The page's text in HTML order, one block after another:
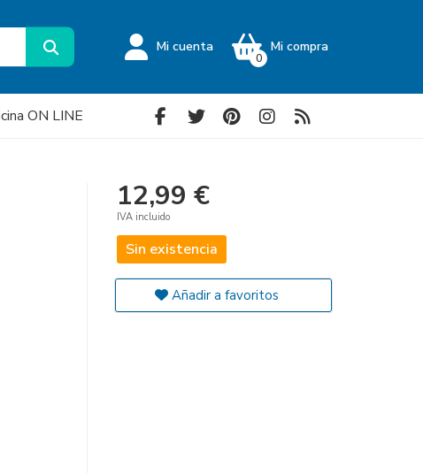
Mi cuenta Mi compra
0
ON LINE
12,99 €
IVA incluido
Sin existencia
Añadir a favoritos